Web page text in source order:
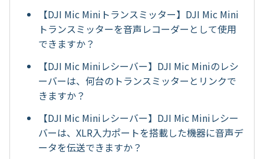
【DJI Mic Miniトランスミッター】DJI Mic Mini
トランスミッターを音声レコーダーとして使用
できますか？
【DJI Mic Miniレシーバー】DJI Mic Miniのレシ
ーバーは、何台のトランスミッターとリンクで
きますか？
【DJI Mic Miniレシーバー】DJI Mic Miniレシー
バーは、XLR入力ポートを搭載した機器に音声デ
ータを伝送できますか？